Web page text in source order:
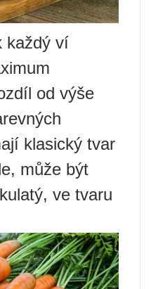
každý ví
od výše
klasický tvar
může být
ve tvaru